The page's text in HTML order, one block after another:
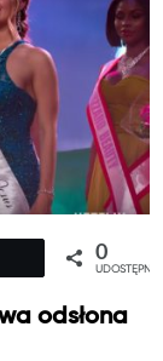
0
odsłona